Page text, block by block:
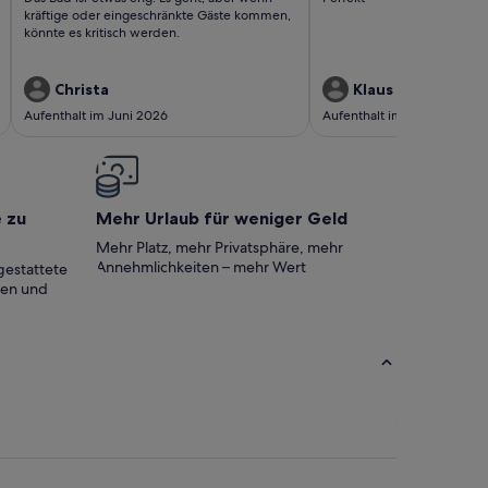
Gäste kommen,
bewertungen)
kräftige oder eingeschränkte Gäste kommen,
könnte es kritisch werden.
Christa
Aufenthalt im Juni 2026
Klaus
Aufenthalt im Juni 2026
zu
und
Mehr Urlaub für weniger Geld
Mehr Platz, mehr Privatsphäre, mehr
Annehmlichkeiten – mehr Wert